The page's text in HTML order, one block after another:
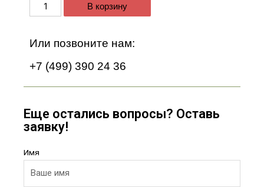
В корзину
Или позвоните нам:
+7 (499) 390 24 36
Еще остались вопросы? Оставь
заявку!
Имя